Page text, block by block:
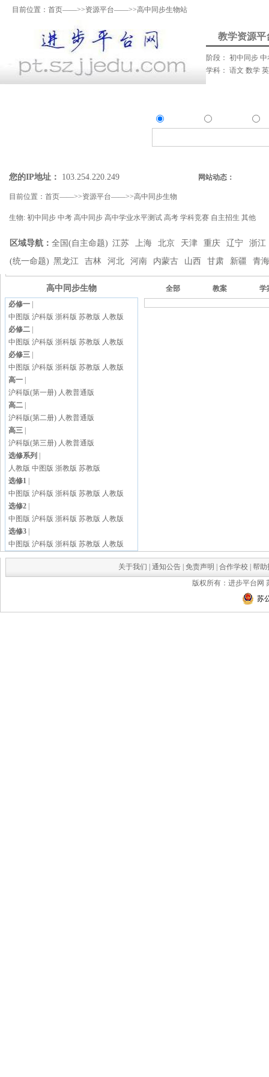
目前位置： 首页——>>资源平台——>>高中同步生物站
教学资源平
阶段： 初中同步
学科： 语文 数学
您的IP地址： 103.254.220.249 网站动态：
目前位置： 首页——>>资源平台——>>高中同步生物
生物: 初中同步 中考 高中同步 高中学业水平测试 高考 学科竞赛 自主招生 其他
区域导航： 全国(自主命题) 江苏 上海 北京 天津 重庆 辽宁
浙江
(统一命题) 黑龙江 吉林 河北 河南 内蒙古 山西 甘肃 新疆 青
高中同步生物
必修一
中图版 沪科版 浙科版 苏教版 人教版
必修二
中图版 沪科版 浙科版 苏教版 人教版
必修三
中图版 沪科版 浙科版 苏教版 人教版
高一
沪科版(第一册) 人教普通版
高二
沪科版(第二册) 人教普通版
高三
沪科版(第三册) 人教普通版
选修系列
人教版 中图版 浙教版 苏教版
选修1
中图版 沪科版 浙科版 苏教版 人教版
选修2
中图版 沪科版 浙科版 苏教版 人教版
选修3
中图版 沪科版 浙科版 苏教版 人教版
全部 教案 学
关于我们 通知公告 免责声明 合作学校
帮助
版权所有：进步平台网
苏